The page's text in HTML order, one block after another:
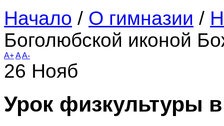
Начало / О гимназии /
Боголюбской иконой
A+AA-
26 Нояб
Урок физкультуры